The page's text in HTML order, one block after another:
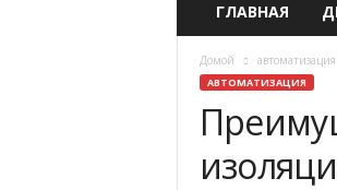
ГЛАВНАЯ
Домой автоматизация
АВТОМАТИЗАЦИЯ